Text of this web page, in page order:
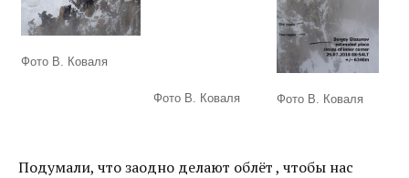
Фото В. Коваля
Фото В. Коваля Фото В. Коваля
Подумали, что заодно делают облёт , чтобы нас